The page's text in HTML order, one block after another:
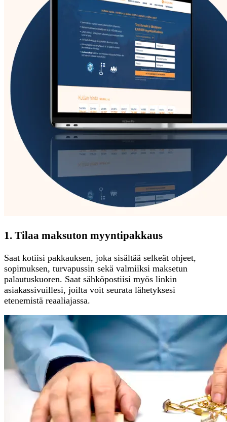
1. Tilaa maksuton myyntipakkaus
Saat kotiisi pakkauksen, joka sisältää selkeät ohjeet,
sopimuksen, turvapussin sekä valmiiksi maksetun
palautuskuoren. Saat sähköpostiisi myös linkin
asiakassivuillesi, joilta voit seurata lähetyksesi
etenemistä reaaliajassa.